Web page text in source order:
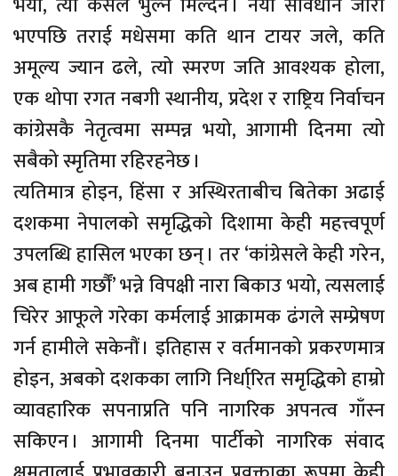
भएपछि तराई मधेसमा कति थान टायर जले, कति
अमूल्य ज्यान ढले, त्यो स्मरण जति आवश्यक होला,
एक थोपा रगत नबगी स्थानीय, प्रदेश र राष्ट्रिय निर्वाचन
कांग्रेसकै नेतृत्वमा सम्पन्न भयो, आगामी दिनमा त्यो
सबैको स्मृतिमा रहिरहनेछ ।
त्यतिमात्र होइन, हिंसा र अस्थिरताबीच बितेका अढाई
दशकमा नेपालको समृद्धिको दिशामा केही महत्त्वपूर्ण
उपलब्धि हासिल भएका छन् । तर ‘कांग्रेसले केही गरेन,
अब हामी गर्छौं’ भन्ने विपक्षी नारा बिकाउ भयो, त्यसलाई
चिरेर आफूले गरेका कर्मलाई आक्रामक ढंगले सम्प्रेषण
गर्न हामीले सकेनौं । इतिहास र वर्तमानको प्रकरणमात्र
होइन, अबको दशकका लागि निर्धा्रित समृद्धिको हाम्रो
व्यावहारिक सपनाप्रति पनि नागरिक अपनत्व गाँस्न
सकिएन । आगामी दिनमा पार्टीको नागरिक संवाद